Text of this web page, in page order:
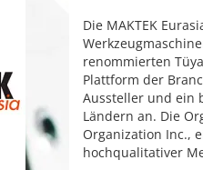
Die MAKTEK
renommierten
Plattform der
Aussteller und ein
Ländern an. Die
Organization Inc.,
hochqualitativer